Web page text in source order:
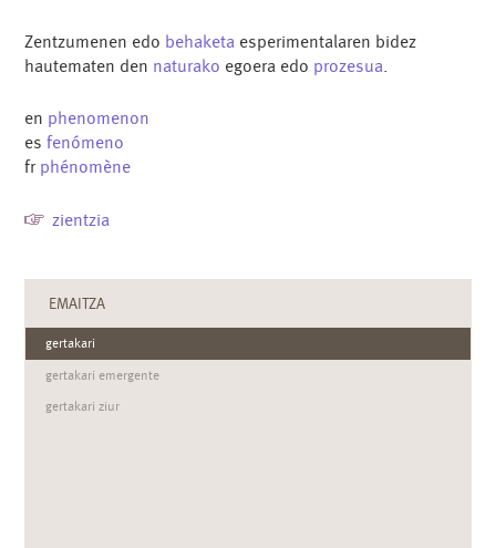
Zentzumenen edo behaketa esperimentalaren bidez
hautematen den naturako egoera edo prozesua
en phenomenon
esfenómeno
fr phénomène
zientzia
EMAITZA
gertakari
gertakari emergente
gertakari ziur